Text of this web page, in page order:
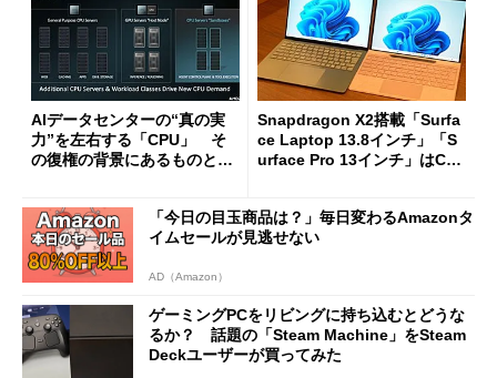
AIデータセンターの“真の実
力”を左右する「CPU」 そ
の復権の背景にあるものと
Snapdragon X2搭載「Surfa
ce Laptop 13.8インチ」「S
urface Pro 13インチ」はCop
た
「今日の目玉商品は？」毎日変わるAmazonタ
イムセールが見逃せない
AD（Amazon）
ゲーミングPCをリビングに持ち込むとどうな
るか？ 話題の「Steam Machine」をSteam
Deckユーザーが買ってみた